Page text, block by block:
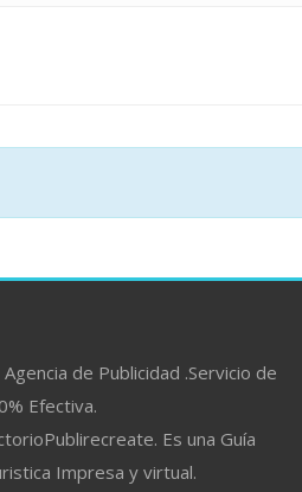
de Publicidad .Servicio de
Efectiva.
Es una Guía
Impresa y virtual.